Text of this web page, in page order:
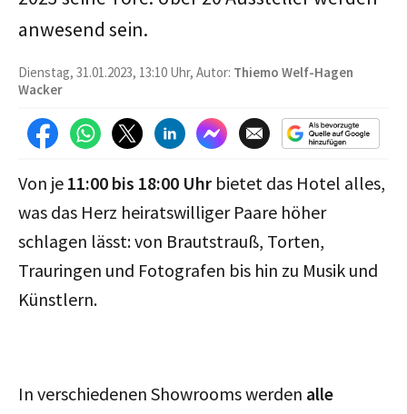
anwesend sein.
Dienstag, 31.01.2023, 13:10 Uhr, Autor: Thiemo Welf-Hagen
Wacker
Von je 11:00 bis 18:00 Uhr bietet das Hotel alles,
was das Herz heiratswilliger Paare höher
schlagen lässt: von Brautstrauß, Torten,
Trauringen und Fotografen bis hin zu Musik und
Künstlern.
In verschiedenen Showrooms werden alle